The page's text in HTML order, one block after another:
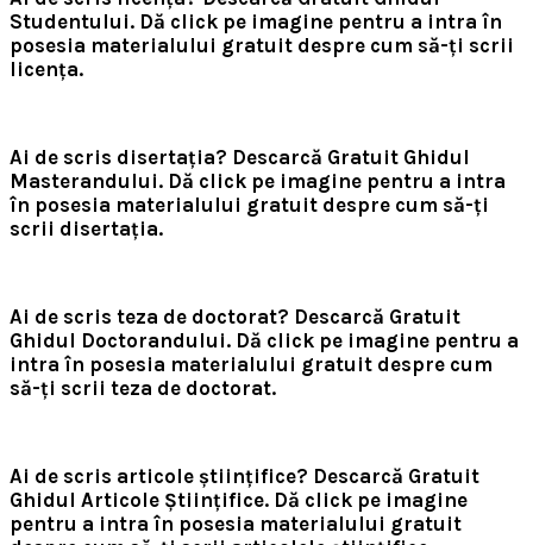
Studentului. Dă click pe imagine pentru a intra în
posesia materialului gratuit despre cum să-ți scrii
licența.
Ai de scris disertația? Descarcă Gratuit Ghidul
Masterandului. Dă click pe imagine pentru a intra
în posesia materialului gratuit despre cum să-ți
scrii disertația.
Ai de scris teza de doctorat? Descarcă Gratuit
Ghidul Doctorandului. Dă click pe imagine pentru a
intra în posesia materialului gratuit despre cum
să-ți scrii teza de doctorat.
Ai de scris articole științifice? Descarcă Gratuit
Ghidul Articole Științifice. Dă click pe imagine
pentru a intra în posesia materialului gratuit